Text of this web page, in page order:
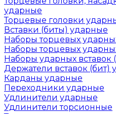
ударные
Торцевые головки
Вставки (биты) ударные
Наборы торцевых
Наборы торцевых
Наборы ударных вставок
Держатели вставок (бит)
Карданы ударные
Переходники ударные
Удлинители ударные
Удлинители торсионные